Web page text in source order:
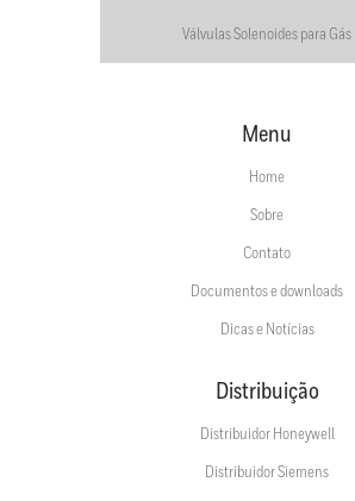
Válvulas Solenoides para Gás
Menu
Home
Sobre
Contato
Documentos e downloads
Dicas e Notícias
Distribuição
Distribuidor Honeywell
Distribuidor Siemens